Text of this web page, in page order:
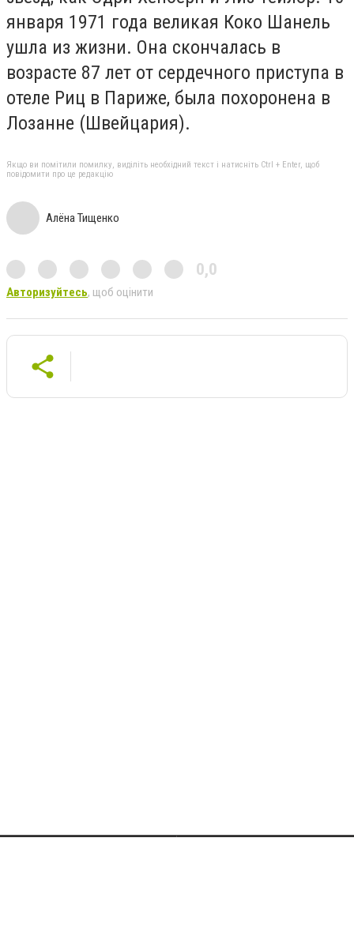
января 1971 года великая Коко Шанель
ушла из жизни. Она скончалась в
возрасте 87 лет от сердечного приступа в
отеле Риц в Париже, была похоронена в
Лозанне (Швейцария).
Якщо ви помітили помилку, виділіть необхідний текст і натисніть Ctrl + Enter, щоб
повідомити про це редакцію
Алёна Тищенко
0,0
Авторизуйтесь, щоб оцінити